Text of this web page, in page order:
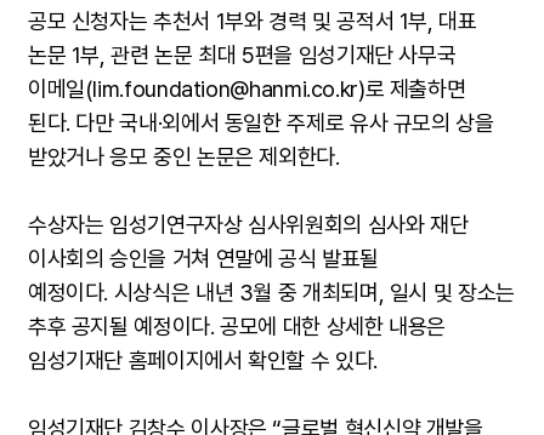
공모 신청자는 추천서 1부와 경력 및 공적서 1부, 대표
논문 1부, 관련 논문 최대 5편을 임성기재단 사무국
이메일(lim.foundation@hanmi.co.kr)로 제출하면
된다. 다만 국내·외에서 동일한 주제로 유사 규모의 상을
받았거나 응모 중인 논문은 제외한다.
수상자는 임성기연구자상 심사위원회의 심사와 재단
이사회의 승인을 거쳐 연말에 공식 발표될
예정이다. 시상식은 내년 3월 중 개최되며, 일시 및 장소는
추후 공지될 예정이다. 공모에 대한 상세한 내용은
임성기재단 홈페이지에서 확인할 수 있다.
임성기재단 김창수 이사장은 “글로벌 혁신신약 개발을